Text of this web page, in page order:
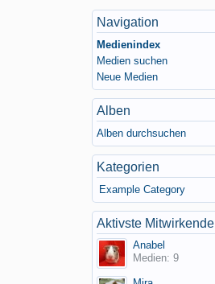
Navigation
Medienindex
Medien suchen
Neue Medien
Alben
Alben durchsuchen
Kategorien
Example Category
Aktivste Mitwirkende
Anabel
Medien: 9